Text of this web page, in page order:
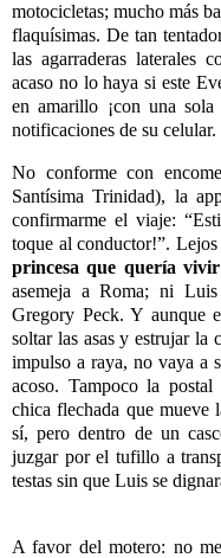
motocicletas; mucho más
flaquísimas. De tan
las agarraderas laterales
acaso no lo haya si este
en amarillo ¡con una
notificaciones de su celular.
No conforme con
Santísima Trinidad), la
confirmarme el viaje:
toque al conductor!”.
princesa que quería vivir
asemeja a Roma; ni
Gregory Peck. Y aunque
soltar las asas y estrujar la
impulso a raya, no vaya a
acoso. Tampoco la
chica flechada que mueve
sí, pero dentro de un
juzgar por el tufillo a
testas sin que Luis se
A favor del motero: no